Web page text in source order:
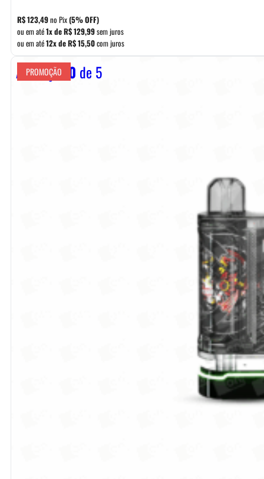
R$123,49no Pix(5% OFF)
ou em até1x deR$129,99sem juros
ou em até12x deR$15,50com juros
Avaliação 0 de 5
PROMOÇÃO